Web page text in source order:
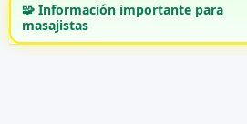
🧩 Información importante para
masajistas